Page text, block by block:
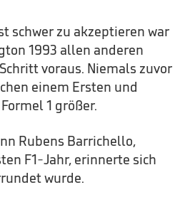
schwer zu akzeptieren war
1993 allen anderen
voraus. Niemals zuvor
einem Ersten und
1 größer.
Rubens Barrichello,
F1-Jahr, erinnerte sich
wurde.